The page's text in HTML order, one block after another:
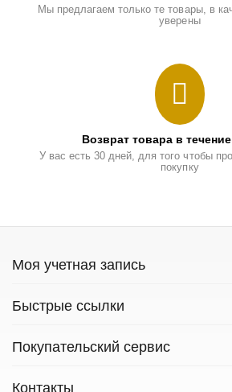
Мы предлагаем только те товары, в
уверены
Возврат товара в
У вас есть 30 дней, для того чтобы
покупку
Моя учетная запись
Быстрые ссылки
Покупательский сервис
Контакты